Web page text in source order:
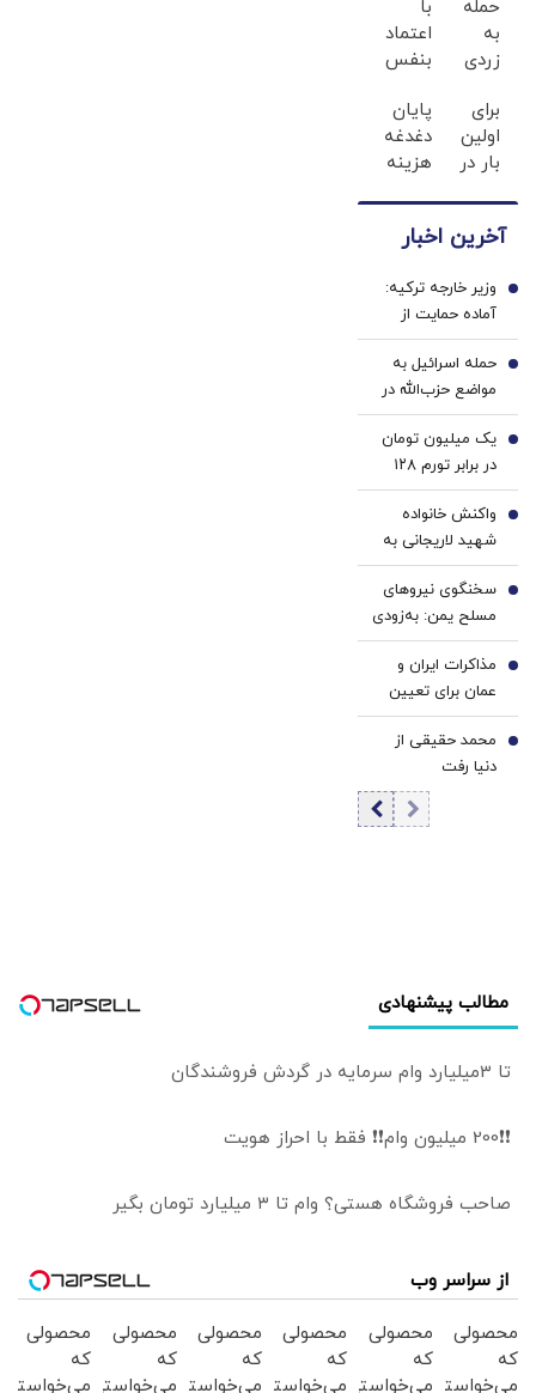
مثبت به
معامله‌گران
رسید!
حمله
به
زردی
ها با
ژل
سفید
خرید40%تخفیف
با
اعتماد
بنفس
بزن
(ژل
سفیدکننده
برای
اولین
بار در
این
کرم
ترمیم
کننده
23
روزه
ساخت!
پایان
دغدغه
هزینه
پزشکی
سفید
کننده
خانگی
آخرین اخبار
وزیر خارجه ترکیه:
آماده حمایت از
مذاکرات ایران و
آمریکا هستیم
1
حمله اسرائیل به
مواضع حزب‌الله در
جنوب لبنان
2
یک میلیون تومان
در برابر تورم ۱۲۸
درصدی/ افزایش
کالابرگ منتفی
شد؟
3
واکنش خانواده
شهید لاریجانی به
یک ادعا/ از اظهارات
شتاب‌زده و غیر
کارشناسی شدیداً
اجتناب کنید
4
سخنگوی نیروهای
مسلح یمن: به‌زودی
بیانیه مهم درباره
یک عملیات
گسترده صادر
می‌شود
5
مذاکرات ایران و
عمان برای تعیین
تعرفه ۳ تا ۷
درصدی در تنگه
هرمز / رویترز خبر
6
محمد حقیقی از
دنیا رفت
7
مطالب پیشنهادی
تا 3میلیارد وام سرمایه در گردش فروشندگان
❗❗200 میلیون وام❗❗ فقط با احراز هویت
صاحب فروشگاه هستی؟ وام تا ۳ میلیارد تومان بگیر
از سراسر وب
محصولی
که
می‌خواستی
محصولی
که
می‌خواستی
محصولی
که
می‌خواستی
محصولی
که
می‌خواستی
محصولی
که
می‌خواستی
محصولی
که
می‌خواستی